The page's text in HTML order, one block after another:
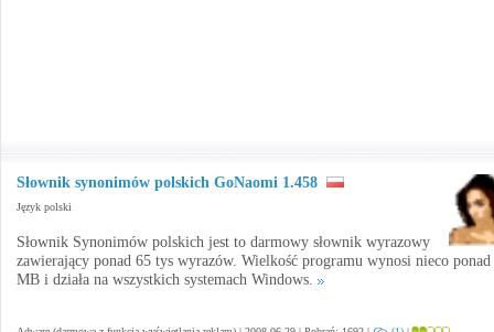
Słownik synonimów polskich GoNaomi 1.458
Język polski
Słownik Synonimów polskich jest to darmowy słownik wyrazowy
zawierający ponad 65 tys wyrazów. Wielkość programu wynosi nieco ponad
MB i działa na wszystkich systemach Windows.